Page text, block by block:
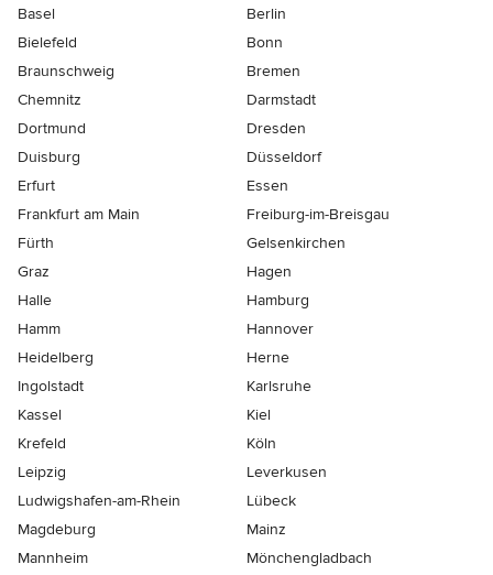
Basel
Berlin
Bielefeld
Bonn
Braunschweig
Bremen
Chemnitz
Darmstadt
Dortmund
Dresden
Duisburg
Düsseldorf
Erfurt
Essen
Frankfurt am Main
Freiburg-im-Breisgau
Fürth
Gelsenkirchen
Graz
Hagen
Halle
Hamburg
Hamm
Hannover
Heidelberg
Herne
Ingolstadt
Karlsruhe
Kassel
Kiel
Krefeld
Köln
Leipzig
Leverkusen
Ludwigshafen-am-Rhein
Lübeck
Magdeburg
Mainz
Mannheim
Mönchen­gladbach